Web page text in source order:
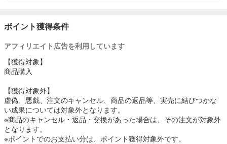
ポイント獲得条件
アフィリエイト広告を利用しています
【獲得対象】
商品購入
【獲得対象外】
虚偽、悪戯、注文のキャンセル、商品の返品等、実売に結びつかな
い成果については対象外となります。
※商品のキャンセル・返品・交換があった場合は、その注文が対象外
となります。
※ポイントでのお支払い分は、ポイント獲得対象外です。